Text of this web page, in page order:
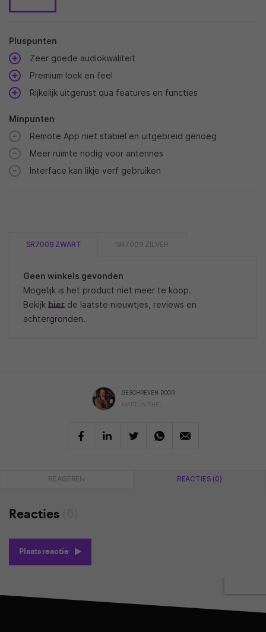
Pluspunten
Zeer goede audiokwaliteit
Premium look en feel
Rijkelijk uitgerust qua features en functies
Minpunten
Remote App niet stabiel en uitgebreid genoeg
Meer ruimte nodig voor antennes
Interface kan likje verf gebruiken
SR7009 ZWART SR7009 ZILVER
Geen winkels gevonden
Mogelijk is het product niet meer te koop.
Bekijk hierde laatste nieuwtjes, reviews en
achtergronden.
GESCHREVEN DOOR
MARTIJN CHEL
REAGEREN REACTIES (0)
Reacties
Plaats reactie